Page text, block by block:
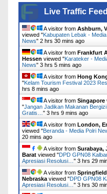
Live Traffic Feed
A visitor from Ashburn,
viewed "Kabupaten Lebak -
News" 2 hrs 30 mins ago
A visitor from Frankfurt
Hessen viewed "Karateker -
News" 3 hrs 5 mins ago
A visitor from Hong
"Kelam Tourism Festival 2023
hrs 8 mins ago
A visitor from Singapore
"Jangan Jadikan Makanan Bergizi
Gratis… " 3 hrs 9 mins ago
A visitor from London,
viewed "Beranda - Media Polri
20 mins ago
A visitor from Surabaya,
Barat viewed "DPD GPN08
Apresiasi Resolusi… " 3 hrs 29
A visitor from
Nebraska viewed "DPD GPN08
Apresiasi Resolusi… " 3 hrs 30